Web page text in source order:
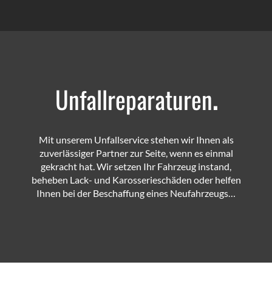
Unfallreparaturen.
Mit unserem Unfallservice stehen wir Ihnen als
zuverlässiger Partner zur Seite, wenn es einmal
gekracht hat. Wir setzen Ihr Fahrzeug instand,
beheben Lack- und Karosserieschäden oder helfen
Ihnen bei der Beschaffung eines Neufahrzeugs…